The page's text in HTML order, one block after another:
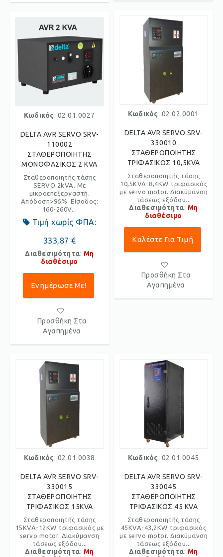
Κωδικός: 02.01.0027
DELTA AVR SERVO SRV-
110002
ΣΤΑΘΕΡΟΠΟΙΗΤΗΣ
ΜΟΝΟΦΑΣΙΚΟΣ 2 KVA
Σταθεροποιητής τάσης
SERVO 2kVA. Με
μικροεπεξεργαστή.
Απόδοση>96%. Είσοδος:
160-260V...
Τιμή χωρίς ΦΠΑ:
333,87 €
Διαθεσιμότητα: Μη
διαθέσιμο
Ενημέρωσε Με!
Προσθήκη Στα
Αγαπημένα
Κωδικός: 02.02.0001
DELTA AVR SERVO SRV-
330010
ΣΤΑΘΕΡΟΠΟΙΗΤΗΣ
ΤΡΙΦΑΣΙΚΟΣ 10,5KVA
Σταθεροποιητής τάσης
10,5KVA-8,4KW τριφασικός
με servo motor. Διακύμανση
τάσεως εξόδου...
Διαθεσιμότητα: Μη
διαθέσιμο
Καλέστε Για Τιμή
Προσθήκη Στα
Αγαπημένα
Κωδικός: 02.01.0038
DELTA AVR SERVO SRV-
330015
ΣΤΑΘΕΡΟΠΟΙΗΤΗΣ
ΤΡΙΦΑΣΙΚΟΣ 15KVA
Σταθεροποιητής τάσης
15KVA-12KW τριφασικός με
servo motor. Διακύμανση
τάσεως εξόδου...
Διαθεσιμότητα: Μη
Κωδικός: 02.01.0045
DELTA AVR SERVO SRV-
330045
ΣΤΑΘΕΡΟΠΟΙΗΤΗΣ
ΤΡΙΦΑΣΙΚΟΣ 45 KVA
Σταθεροποιητής τάσης
45KVA-43,2KW τριφασικός
με servo motor. Διακύμανση
τάσεως εξόδου...
Διαθεσιμότητα: Μη